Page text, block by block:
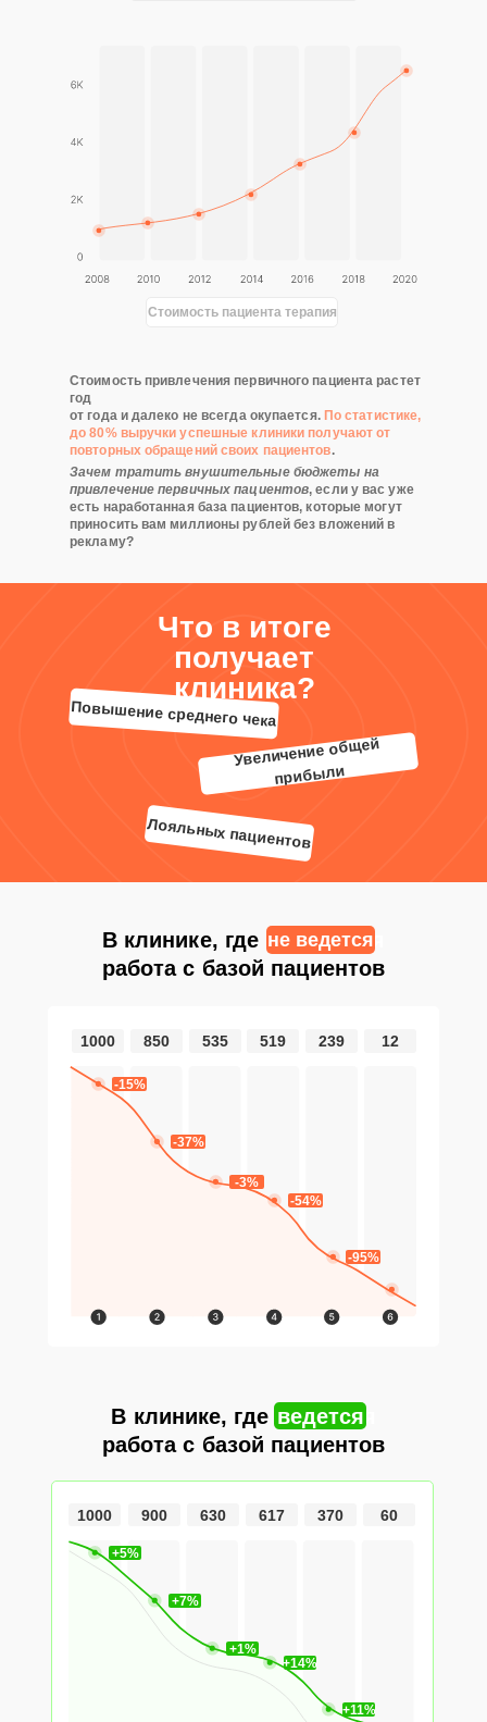
Стоимость привлечения первичного пациента растет
год
от года и далеко не всегда окупается. По статистике,
до 80% выручки успешные клиники получают от
повторных обращений своих пациентов.
Зачем тратить внушительные бюджеты на
привлечение первичных пациентов, если у вас уже
есть наработанная база пациентов, которые могут
приносить вам миллионы рублей без вложений в
рекламу?
Стоимость пациента терапия
Что в итоге
получает
клиника?
Лояльных пациентов
Повышение среднего чека
Увеличение общей
прибыли
В клинике, где вепдется
работа с базой пациентов
ведется
В клинике, где не ведется
работа с базой пациентов
не ведется
-15%
-37%
-3%
-54%
-95%
1000 850 535 519 239 12
900 630 617 370 60
+5%
+7%
+1%
+14%
+11%
1000